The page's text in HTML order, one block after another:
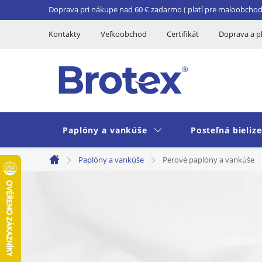
na
Doprava pri nákupe nad 60 € zadarmo ( platí pre
Kontakty Veľkoobchod Certifikát Doprava a
Paplóny a vankúše Posteľná
Domov
Paplóny a vankúše Perové paplóny a vankúše